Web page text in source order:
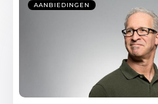
AANBIEDINGEN